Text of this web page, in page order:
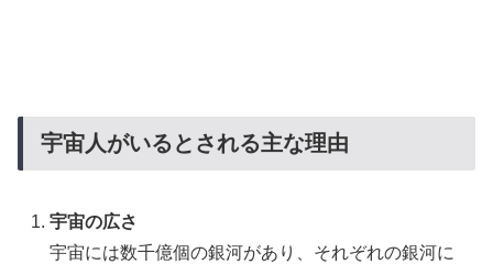
宇宙人がいるとされる主な理由
宇宙の広さ
宇宙には数千億個の銀河があり、それぞれの銀河に